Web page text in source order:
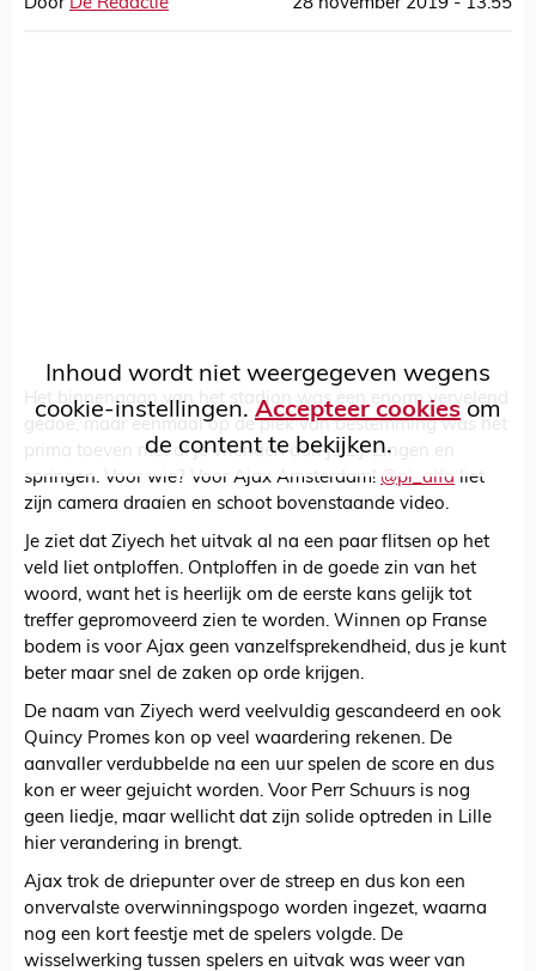
Door De Redactie 28 november 2019 - 13:55
Inhoud wordt niet weergegeven wegens
cookie-instellingen. Accepteer cookies om
de content te bekijken.
Het binnengaan van het stadion was een enorm vervelend
gedoe, maar eenmaal op de plek van bestemming was het
prima toeven met al je vrienden aan je zij. Zingen en
springen. Voor wie? Voor Ajax Amsterdam! @pi_alfa liet
zijn camera draaien en schoot bovenstaande video.
Je ziet dat Ziyech het uitvak al na een paar flitsen op het
veld liet ontploffen. Ontploffen in de goede zin van het
woord, want het is heerlijk om de eerste kans gelijk tot
treffer gepromoveerd zien te worden. Winnen op Franse
bodem is voor Ajax geen vanzelfsprekendheid, dus je kunt
beter maar snel de zaken op orde krijgen.
De naam van Ziyech werd veelvuldig gescandeerd en ook
Quincy Promes kon op veel waardering rekenen. De
aanvaller verdubbelde na een uur spelen de score en dus
kon er weer gejuicht worden. Voor Perr Schuurs is nog
geen liedje, maar wellicht dat zijn solide optreden in Lille
hier verandering in brengt.
Ajax trok de driepunter over de streep en dus kon een
onvervalste overwinningspogo worden ingezet, waarna
nog een kort feestje met de spelers volgde. De
wisselwerking tussen spelers en uitvak was weer van